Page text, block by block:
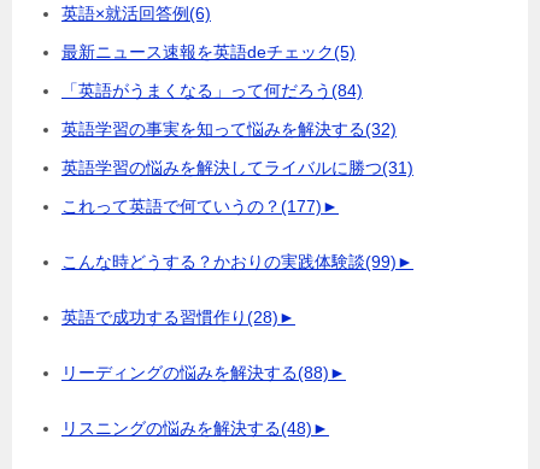
英語×就活回答例(6)
最新ニュース速報を英語deチェック(5)
「英語がうまくなる」って何だろう(84)
英語学習の事実を知って悩みを解決する(32)
英語学習の悩みを解決してライバルに勝つ(31)
これって英語で何ていうの？(177)►
こんな時どうする？かおりの実践体験談(99)►
英語で成功する習慣作り(28)►
リーディングの悩みを解決する(88)►
リスニングの悩みを解決する(48)►